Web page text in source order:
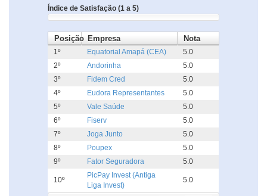
Índice de Satisfação (1 a 5)
Posição Empresa Nota
1º Equatorial Amapá (CEA)
5.0
2º
Andorinha
5.0
3º
Fidem Cred
5.0
4º
Eudora Representantes
5.0
5º
Vale Saúde
5.0
6º
Fiserv
5.0
7º
Joga Junto
5.0
8º
Poupex
5.0
9º
Fator Seguradora 5.0
10º
PicPay Invest (Antiga
Liga Invest)
5.0